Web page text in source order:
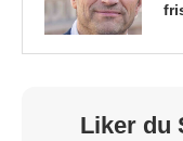
Liker du